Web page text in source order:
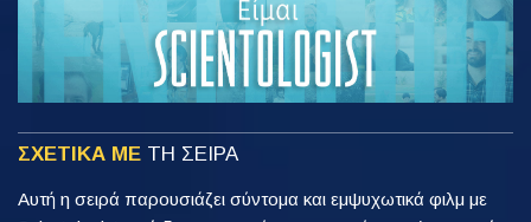
ΣΧΕΤΙΚΑ ΜΕ ΤΗ ΣΕΙΡΑ
Αυτή η σειρά παρουσιάζει σύντομα και εμψυχωτικά φιλμ με